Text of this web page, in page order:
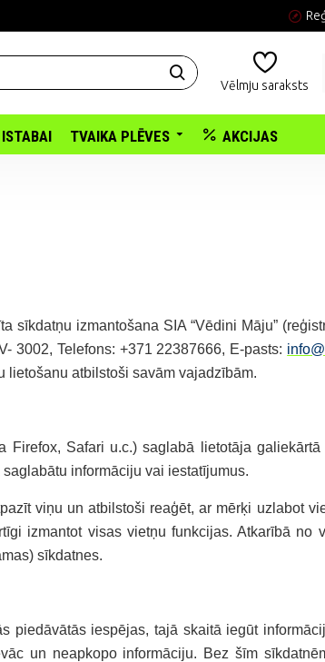
Vēlmju saraksts
TVAIKA PLĒVES AKCIJAS
izmantošana SIA “Vēdini Māju”
3002, Telefons: +371 22387666, E-pasts:
lietošanu atbilstoši savām vajadzībām.
Safari u.c.) saglabā lietotāja
informāciju vai iestatījumus.
viņu un atbilstoši reaģēt, ar mērķi uzlabot
izmantot visas vietņu funkcijas. Atkarībā no
sīkdatnes.
piedāvātās iespējas, tajā skaitā iegūt
un neapkopo informāciju. Bez šīm